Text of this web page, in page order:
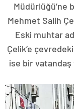
Müdürlüğü’ne
Mehmet Salih
Eski muhtar
Çelik’e
ise bir vatandaş